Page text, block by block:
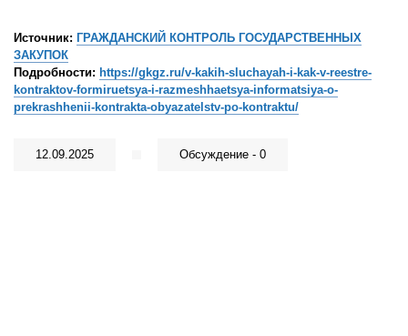
Источник: ГРАЖДАНСКИЙ КОНТРОЛЬ ГОСУДАРСТВЕННЫХ
ЗАКУПОК
Подробности: https://gkgz.ru/v-kakih-sluchayah-i-kak-v-reestre-
kontraktov-formiruetsya-i-razmeshhaetsya-informatsiya-o-
prekrashhenii-kontrakta-obyazatelstv-po-kontraktu/
12.09.2025 Обсуждение - 0